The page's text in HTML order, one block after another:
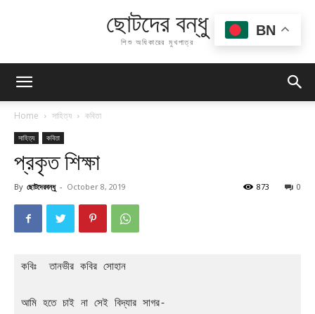
ছোটদের বন্ধু
শিশু অধিকারের মুখপাত্র
Home সাহিত্য কবিতা
সাহিত্য কবিতা
প্রকৃত শিক্ষা
By ছোটদেরবন্ধু - October 8, 2019 0
873
কবিঃ  তানভীর কবির সোহান
আমি হতে চাই না সেই বিদ্যার সাগর-
BN